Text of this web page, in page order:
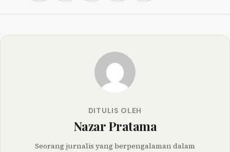
DITULIS OLEH
Nazar Pratama
Seorang jurnalis yang berpengalaman dalam